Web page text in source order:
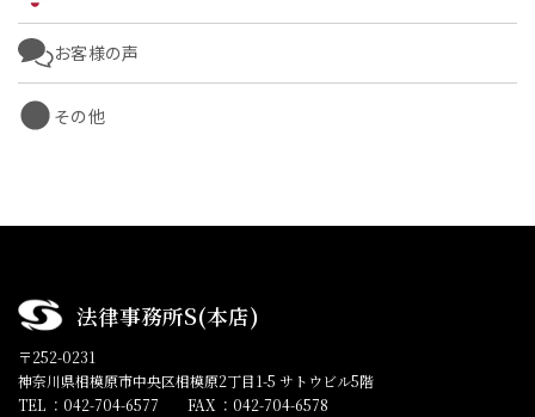
お客様の声
その他
法律事務所S(本店)
〒252-0231
神奈川県相模原市中央区相模原2丁目1-5 サトウビル5階
TEL ：042-704-6577 FAX ：042-704-6578